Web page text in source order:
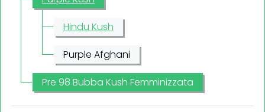
Hindu Kush
Purple Afghani
Pre 98 Bubba Kush Femminizzata